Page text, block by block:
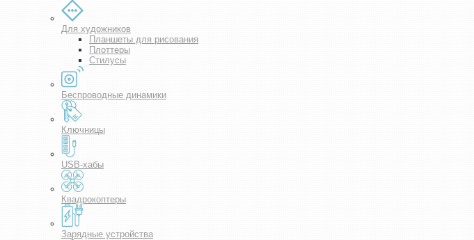
Для художников
Планшеты для рисования
Плоттеры
Стилусы
Беспроводные динамики
Ключницы
USB-хабы
Квадрокоптеры
Зарядные устройства